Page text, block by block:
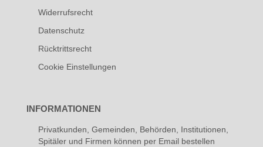
Widerrufsrecht
Datenschutz
Rücktrittsrecht
Cookie Einstellungen
INFORMATIONEN
Privatkunden, Gemeinden, Behörden, Institutionen,
Spitäler und Firmen können per Email bestellen